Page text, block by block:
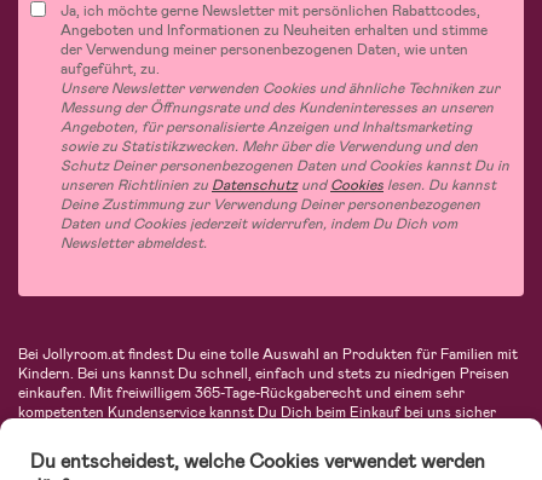
Ja, ich möchte gerne Newsletter mit persönlichen Rabattcodes,
Angeboten und Informationen zu Neuheiten erhalten und stimme
der Verwendung meiner personenbezogenen Daten, wie unten
aufgeführt, zu.
Unsere Newsletter verwenden Cookies und ähnliche Techniken zur
Messung der Öffnungsrate und des Kundeninteresses an unseren
Angeboten, für personalisierte Anzeigen und Inhaltsmarketing
sowie zu Statistikzwecken. Mehr über die Verwendung und den
Schutz Deiner personenbezogenen Daten und Cookies kannst Du in
unseren Richtlinien zu DatenschutzundCookies lesen. Du kannst
Deine Zustimmung zur Verwendung Deiner personenbezogenen
Daten und Cookies jederzeit widerrufen, indem Du Dich vom
Newsletter abmeldest.
Bei Jollyroom.at findest Du eine tolle Auswahl an Produkten für Familien mit
Kindern. Bei uns kannst Du schnell, einfach und stets zu niedrigen Preisen
einkaufen. Mit freiwilligem 365-Tage-Rückgaberecht und einem sehr
kompetenten Kundenservice kannst Du Dich beim Einkauf bei uns sicher
Autositze, Kinder- und Babymode, Produkte für Mütter und eine Menge
fantastischer Einrichtungsgegenstände, Spielsachen, Babyprodukte und
Du entscheidest, welche Cookies verwendet werden